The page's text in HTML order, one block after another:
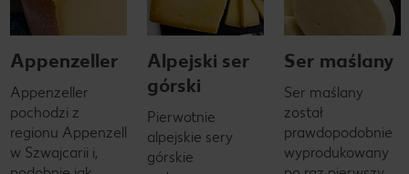
Appenzeller
Appenzeller
pochodzi z
regionu Appenzell
w Szwajcarii i,
Alpejski ser
górski
Pierwotnie
alpejskie sery
górskie
Ser maślany
Ser maślany
został
prawdopodobnie
wyprodukowany